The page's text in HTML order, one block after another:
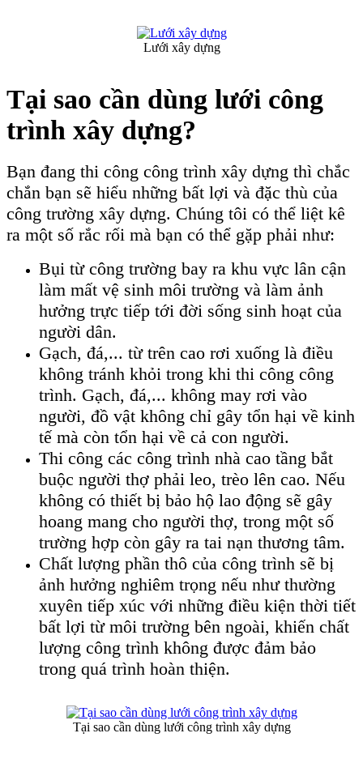
Lưới xây dựng
Tại sao cần dùng lưới công
trình xây dựng?
Bạn đang thi công công trình xây dựng thì chắc
chắn bạn sẽ hiểu những bất lợi và đặc thù của
công trường xây dựng. Chúng tôi có thể liệt kê
ra một số rắc rối mà bạn có thể gặp phải như:
Bụi từ công trường bay ra khu vực lân cận
làm mất vệ sinh môi trường và làm ảnh
hưởng trực tiếp tới đời sống sinh hoạt của
người dân.
Gạch, đá,... từ trên cao rơi xuống là điều
không tránh khỏi trong khi thi công công
trình. Gạch, đá,... không may rơi vào
người, đồ vật không chỉ gây tổn hại về kinh
tế mà còn tổn hại về cả con người.
Thi công các công trình nhà cao tầng bắt
buộc người thợ phải leo, trèo lên cao. Nếu
không có thiết bị bảo hộ lao động sẽ gây
hoang mang cho người thợ, trong một số
trường hợp còn gây ra tai nạn thương tâm.
Chất lượng phần thô của công trình sẽ bị
ảnh hưởng nghiêm trọng nếu như thường
xuyên tiếp xúc với những điều kiện thời tiết
bất lợi từ môi trường bên ngoài, khiến chất
lượng công trình không được đảm bảo
trong quá trình hoàn thiện.
Tại sao cần dùng lưới công trình xây dựng